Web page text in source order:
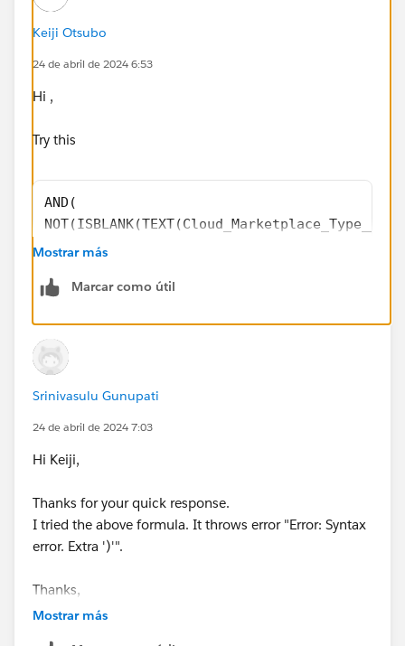
Keiji Otsubo
24 de abril de 2024 6:53
Hi ,
Try this
AND(
NOT(ISBLANK(Cloud_Buyer_ID__c)),
OR(
)
)
Mostrar más
Marcar como útil
Srinivasulu Gunupati
24 de abril de 2024 7:03
Hi Keiji,
Thanks for your quick response.
I tried the above formula. It throws error "Error: Syntax
error. Extra ')'".
Thanks,
Srini
Mostrar más